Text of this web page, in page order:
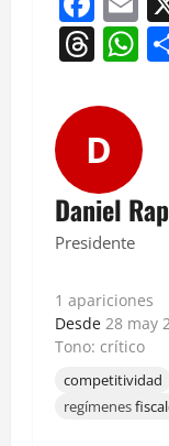
D
Daniel
Presidente
1 apariciones
Desde 28 may
Tono: crítico
competitividad
regímenes